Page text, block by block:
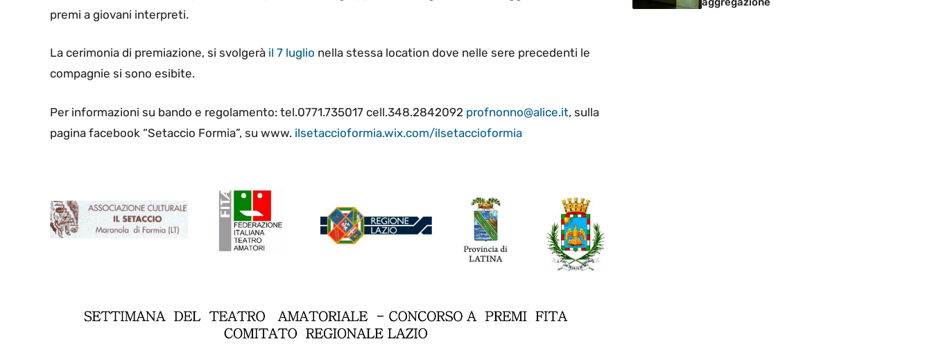
premi a giovani interpreti.
La cerimonia di premiazione, si svolgerà il 7 luglio nella stessa location dove nelle sere precedenti le
compagnie si sono esibite.
Per informazioni su bando e regolamento: tel.0771.735017 cell.348.2842092 profnonno@alice.it, sulla
pagina facebook “Setaccio Formia”, su www. ilsetaccioformia.wix.com/ilsetaccioformia